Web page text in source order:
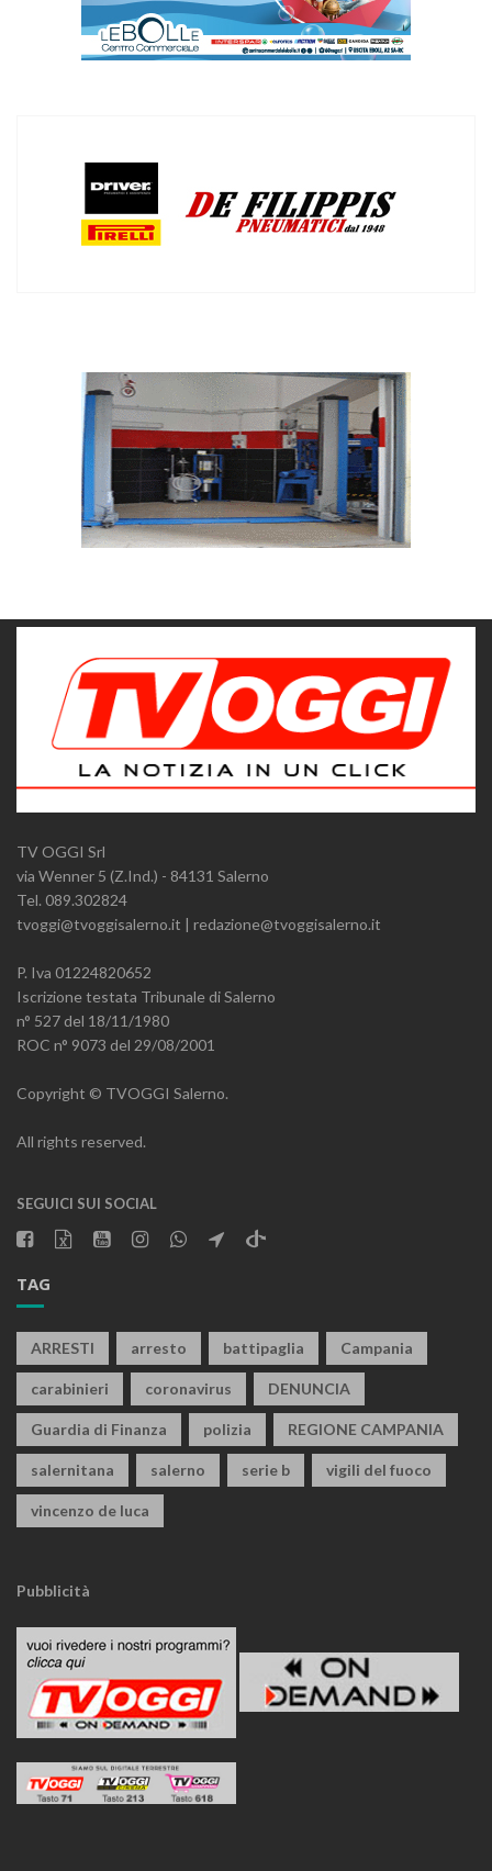
TV OGGI Srl
via Wenner 5 (Z.Ind.) - 84131 Salerno
Tel. 089.302824
tvoggi@tvoggisalerno.it | redazione@tvoggisalerno.it
P. Iva 01224820652
Iscrizione testata Tribunale di Salerno
n° 527 del 18/11/1980
ROC n° 9073 del 29/08/2001
Copyright © TVOGGI Salerno.
All rights reserved.
SEGUICI SUI SOCIAL
TAG
ARRESTI arresto battipaglia Campania
carabinieri coronavirus DENUNCIA
Guardia di Finanza polizia REGIONE CAMPANIA
salernitana salerno serie b vigili del fuoco
vincenzo de luca
Pubblicità